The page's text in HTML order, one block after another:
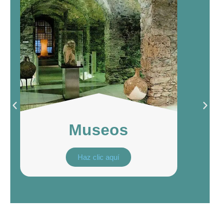
Museos
Haz clic aquí